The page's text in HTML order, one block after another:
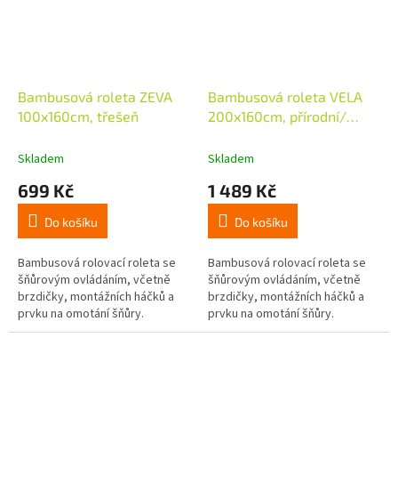
Bambusová roleta ZEVA
100x160cm, třešeň
Skladem
699 Kč
Do košíku
Bambusová rolovací roleta se
šňůrovým ovládáním, včetně
brzdičky, montážních háčků a
prvku na omotání šňůry.
Bambusová roleta VELA
200x160cm, přírodní/
Skladem
1 489 Kč
Do košíku
Bambusová rolovací roleta se
šňůrovým ovládáním, včetně
brzdičky, montážních háčků a
prvku na omotání šňůry.